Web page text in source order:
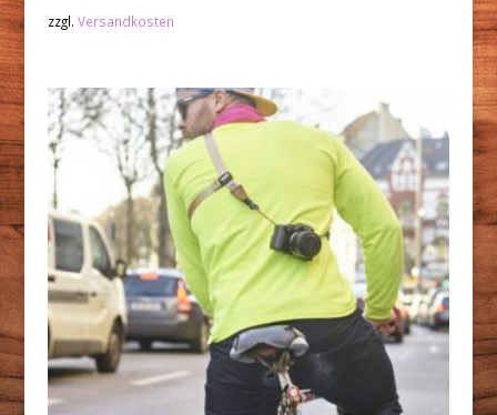
zzgl. Versandkosten